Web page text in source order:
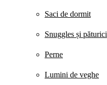
Saci de dormit
Snuggles și păturici
Perne
Lumini de veghe